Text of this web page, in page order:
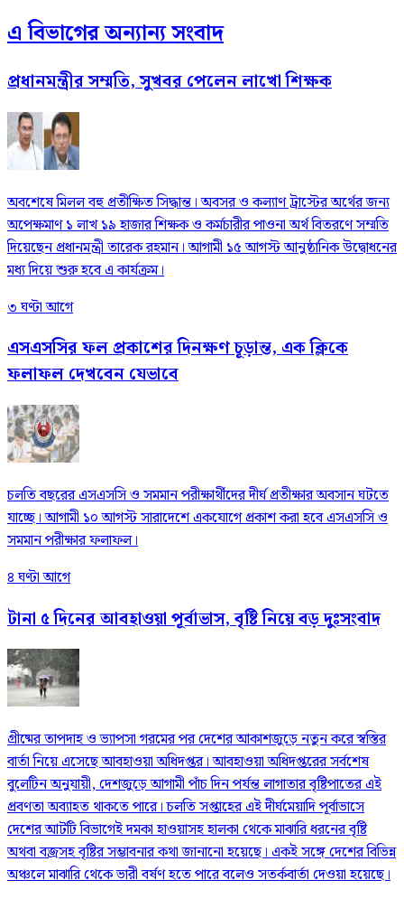
এ বিভাগের অন্যান্য সংবাদ
প্রধানমন্ত্রীর সম্মতি, সুখবর পেলেন লাখো শিক্ষক
অবশেষে মিলল বহু প্রতীক্ষিত সিদ্ধান্ত। অবসর ও কল্যাণ ট্রাস্টের অর্থের জন্য
অপেক্ষমাণ ১ লাখ ১৯ হাজার শিক্ষক ও কর্মচারীর পাওনা অর্থ বিতরণে সম্মতি
দিয়েছেন প্রধানমন্ত্রী তারেক রহমান। আগামী ১৫ আগস্ট আনুষ্ঠানিক উদ্বোধনের
মধ্য দিয়ে শুরু হবে এ কার্যক্রম।
৩ ঘণ্টা আগে
এসএসসির ফল প্রকাশের দিনক্ষণ চূড়ান্ত, এক ক্লিকে
ফলাফল দেখবেন যেভাবে
চলতি বছরের এসএসসি ও সমমান পরীক্ষার্থীদের দীর্ঘ প্রতীক্ষার অবসান ঘটতে
যাচ্ছে। আগামী ১০ আগস্ট সারাদেশে একযোগে প্রকাশ করা হবে এসএসসি ও
সমমান পরীক্ষার ফলাফল।
৪ ঘণ্টা আগে
টানা ৫ দিনের আবহাওয়া পূর্বাভাস, বৃষ্টি নিয়ে বড় দুঃসংবাদ
গ্রীষ্মের তাপদাহ ও ভ্যাপসা গরমের পর দেশের আকাশজুড়ে নতুন করে স্বস্তির
বার্তা নিয়ে এসেছে আবহাওয়া অধিদপ্তর। আবহাওয়া অধিদপ্তরের সর্বশেষ
বুলেটিন অনুযায়ী, দেশজুড়ে আগামী পাঁচ দিন পর্যন্ত লাগাতার বৃষ্টিপাতের এই
প্রবণতা অব্যাহত থাকতে পারে। চলতি সপ্তাহের এই দীর্ঘমেয়াদি পূর্বাভাসে
দেশের আটটি বিভাগেই দমকা হাওয়াসহ হালকা থেকে মাঝারি ধরনের বৃষ্টি
অথবা বজ্রসহ বৃষ্টির সম্ভাবনার কথা জানানো হয়েছে। একই সঙ্গে দেশের বিভিন্ন
অঞ্চলে মাঝারি থেকে ভারী বর্ষণ হতে পারে বলেও সতর্কবার্তা দেওয়া হয়েছে।